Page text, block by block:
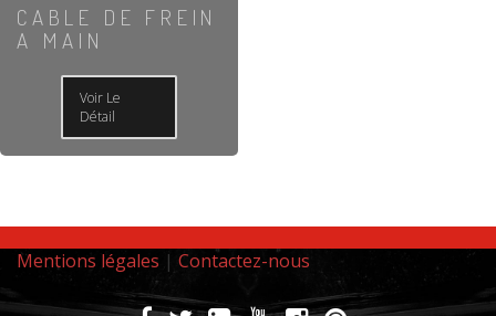
CABLE DE FREIN
A MAIN
Voir Le
Détail
Mentions légales | Contactez-nous